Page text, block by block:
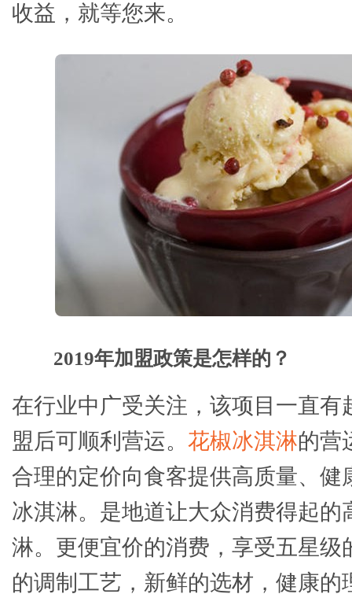
收益，就等您来。
2019年加盟政策是怎样的？
在行业中广受关注，该项目一直有
盟后可顺利营运。 花椒冰淇淋的营
合理的定价向食客提供高质量、健
冰淇淋。是地道让大众消费得起的
淋。更便宜价的消费，享受五星级
的调制工艺，新鲜的选材，健康的